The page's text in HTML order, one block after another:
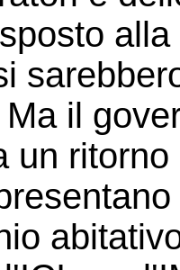
il
un